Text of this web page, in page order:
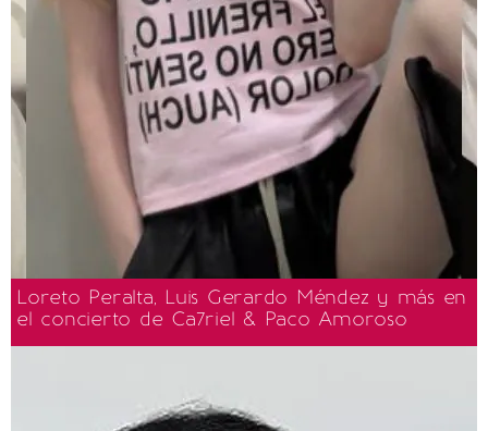
Loreto Peralta, Luis Gerardo Méndez y más en
el concierto de Ca7riel & Paco Amoroso